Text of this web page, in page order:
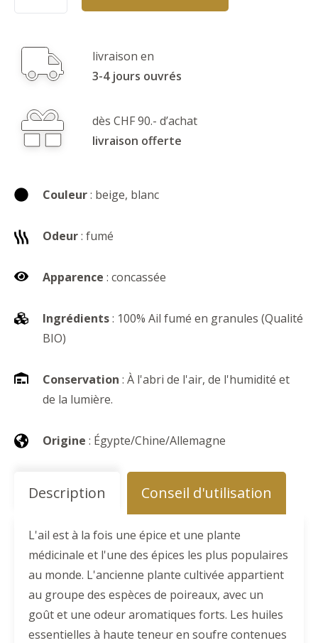
livraison en
3-4 jours ouvrés
dès CHF 90.- d’achat
livraison offerte
Couleur: beige, blanc
Odeur: fumé
Apparence : concassée
Ingrédients: 100% Ail fumé en granules (Qualité
BIO)
Conservation : À l'abri de l'air, de l'humidité et
de la lumière.
Origine : Égypte/Chine/Allemagne
Description Conseil d'utilisation
L'ail est à la fois une épice et une plante
médicinale et l'une des épices les plus populaires
au monde. L'ancienne plante cultivée appartient
au groupe des espèces de poireaux, avec un
goût et une odeur aromatiques forts. Les huiles
essentielles à haute teneur en soufre contenues